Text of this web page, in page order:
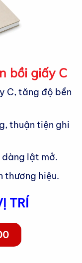
bồi giấy C
C, tăng độ bền
thuận tiện ghi
lật mở.
thương hiệu.
TRÍ